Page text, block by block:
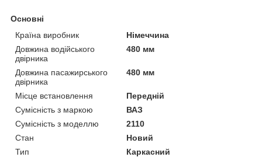
Основні
Країна виробник
Німеччина
Довжина водійського
двірника
480 мм
Довжина пасажирського
двірника
480 мм
Місце встановлення
Передній
Сумісність з маркою
ВАЗ
Сумісність з моделлю
2110
Стан
Новий
Тип
Каркасний